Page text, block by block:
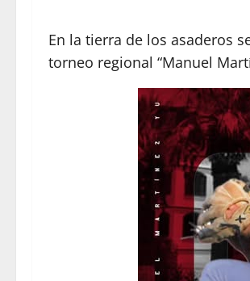
En la tierra de los asaderos
torneo regional “Manuel